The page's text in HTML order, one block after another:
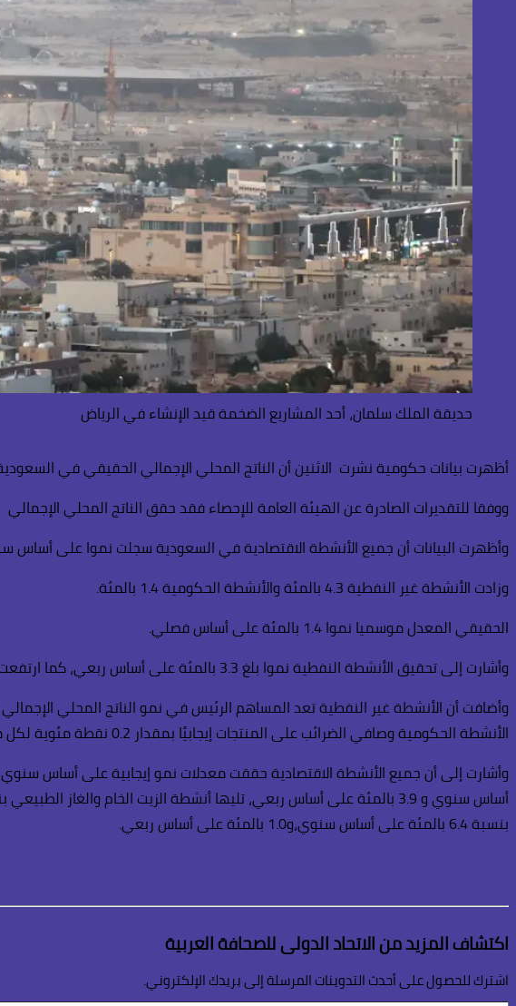
حديقة الملك سلمان، أحد المشاريع الضخمة قيد الإنشاء في الرياض
أظهرت بيانات حكومية نشرت الاثنين أن الناتج المحلي الإجمالي الحقيقي في السعودية حقق نموا بلغ 4.8 بالمئة في الربع
ووفقا للتقديرات الصادرة عن الهيئة العامة للإحصاء فقد حقق الناتج المحلي الإجمالي
وأظهرت البيانات أن جميع الأنشطة الاقتصادية في السعودية سجلت نموا على أساس سنوي
وزادت الأنشطة غير النفطية 4.3 بالمئة والأنشطة الحكومية 1.4 بالمئة.
الحقيقي المعدل موسميا نموا 1.4 بالمئة على أساس فصلي.
وأشارت إلى تحقيق الأنشطة النفطية نموا بلغ 3.3 بالمئة على أساس ربعي، كما ارتفعت الأنشطة الحكومية والأنشطة غير النفطية بنسبة 1 بالمئة و0.6 بالمئة على التوالي.
الأنشطة الحكومية وصافي الضرائب على المنتجات إيجابيًا بمقدار 0.2 نقطة مئوية لكل منهما.
بنسبة 6.4 بالمئة على أساس سنوي،و1.0 بالمئة على أساس ربعي.
اكتشاف المزيد من الاتحاد الدولى للصحافة العربية
اشترك للحصول على أحدث التدوينات المرسلة إلى بريدك الإلكتروني.